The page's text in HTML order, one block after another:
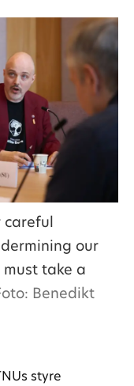
careful
our
must take a
Benedikt
styre